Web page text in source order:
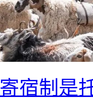
宿制是